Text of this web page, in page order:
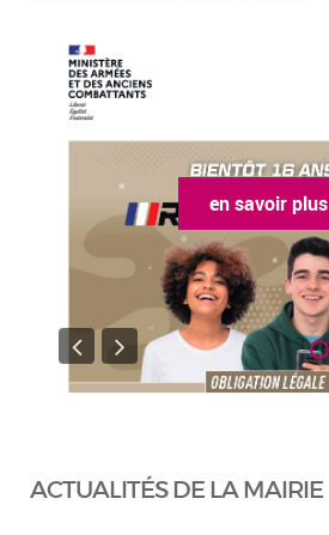
en savoir plus
ACTUALITÉS DE LA MAIRIE